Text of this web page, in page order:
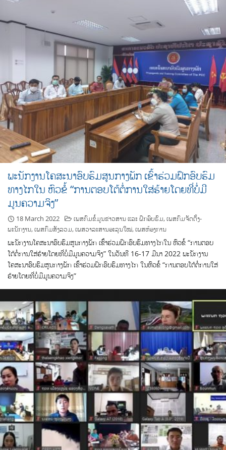
ພະນັກງານໂຄສະນາອົບຮົມສູນກາງພັກ ເຂົ້າຮ່ວມຝຶກອົບຮົມ
ທາງໄກໃນ ຫົວຂໍ້ “ການຕອບໂຕ້ຕໍ່ການໃສ່ຮ້າຍໂດຍທີ່ບໍ່ມີ
ມູນຄວາມຈິງ”
18 March 2022 ເພສກົມຂໍ້ມູນຂ່າວສານ ແລະ ຝຶກອົບຮົມ,ເພສກົມຈັດຕັ້ງ-
ພະນັກງານ,ເພສກົມສັງລວມ,ເພສວາລະສານອະລຸນໃໝ່,ເພສຫ້ອງການ
ພະນັກງານໂຄສະນາອົບຮົມສູນກາງພັກ ເຂົ້າຮ່ວມຝຶກອົບຮົມທາງໄກໃນ ຫົວຂໍ້ “ການຕອບ
ໂຕ້ຕໍ່ການໃສ່ຮ້າຍໂດຍທີ່ບໍ່ມີມູນຄວາມຈິງ” ໃນວັນທີ 16-17 ມີນາ 2022 ພະນັກງານ
ໂຄສະນາອົບຮົມສູນກາງພັກ ເຂົ້າຮ່ວມຝຶກອົບຮົມທາງໄກ ໃນຫົວຂໍ້ “ການຕອບໂຕ້ຕໍ່ການໃສ່
ຮ້າຍໂດຍທີ່ບໍ່ມີມູນຄວາມຈິງ”